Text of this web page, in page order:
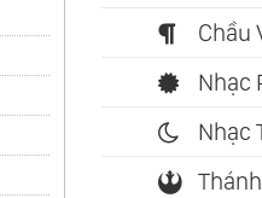
Chầu
Nhạc
Nhạc